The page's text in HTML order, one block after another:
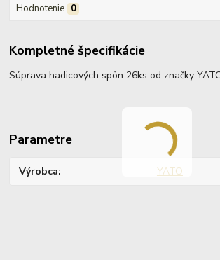
Hodnotenie 0
Kompletné špecifikácie
Súprava hadicových spôn 26ks od značky
Parametre
Výrobca YATO